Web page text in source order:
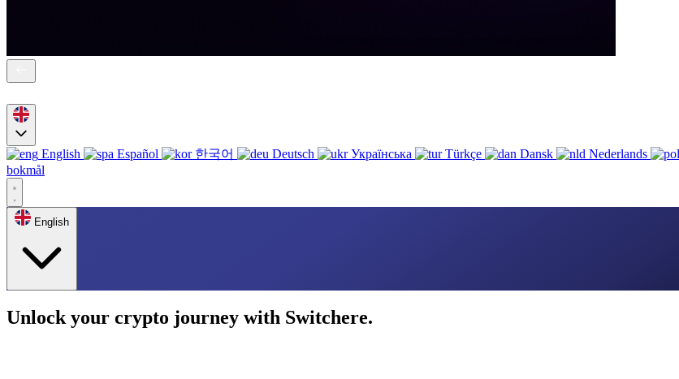
English Español 한국어 Deutsch Українська Türkçe Dansk Nederlands
bokmål
English
Unlock your crypto journey with Switchere.